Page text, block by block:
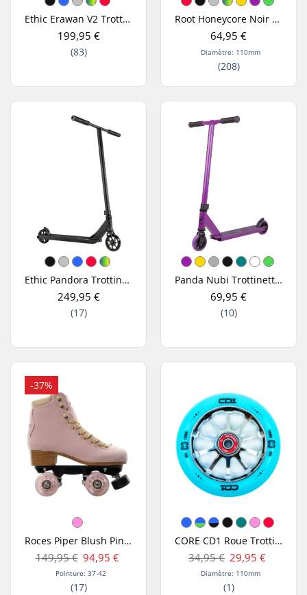
Ethic Erawan V2 Trottinette Freestyle
199,95 €
(83)
Root Honeycore Noir 110mm Roues Trottinette Freestyle Pack de 2
64,95 €
Diamètre: 110mm
(208)
Ethic Pandora Trottinette freestyle
249,95 €
(17)
Panda Nubi Trottinette Freestyle Enfant
69,95 €
(10)
-37%
Roces Piper Blush Pink Patins à Roulettes
149,95 € 94,95 €
Pointure: 37-42
(17)
CORE CD1 Roue Trottinette Freestyle
34,95 € 29,95 €
Diamètre: 110mm
(1)